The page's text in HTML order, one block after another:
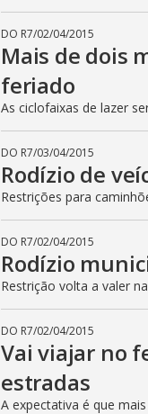
DO R7/02/04/2015
Mais de dois
feriado
As ciclofaixas de lazer
DO R7/03/04/2015
Rodízio de
Restrições para
DO R7/02/04/2015
Rodízio
Restrição volta a valer
DO R7/02/04/2015
Vai viajar no
estradas
A expectativa é que